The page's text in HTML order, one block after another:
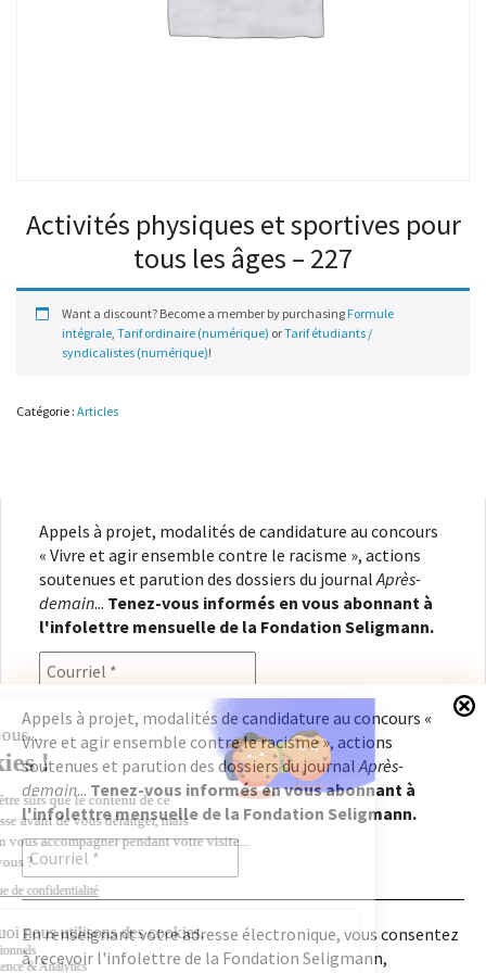
Activités physiques et sportives pour
tous les âges – 227
Want a discount? Become a member by purchasing Formule
intégrale, Tarif ordinaire (numérique) orTarif étudiants /
syndicalistes (numérique)!
Catégorie : Articles
Appels à projet, modalités de candidature au concours
« Vivre et agir ensemble contre le racisme », actions
soutenues et parution des dossiers du journalAprès-
demain... Tenez-vous informés en vous abonnant à
l'infolettre mensuelle de la Fondation Seligmann.
En renseignant votre adresse électronique, vous
consentez à recevoir l'infolettre de la Fondation
Seligmann, conformément à notrepolitique de
confidentialité. Il vous sera possible de vous
désabonner à tout moment.
Copyright © 2026Fondation Seligmann|Mentions légales|Crédits
Appels à projet, modalités de candidature au concours «
Vivre et agir ensemble contre le racisme », actions
soutenues et parution des dossiers du journalAprès-
demain... Tenez-vous informés en vous abonnant à
l'infolettre mensuelle de la Fondation Seligmann.
En renseignant votre adresse électronique, vous consentez
à recevoir l'infolettre de la Fondation Seligmann,